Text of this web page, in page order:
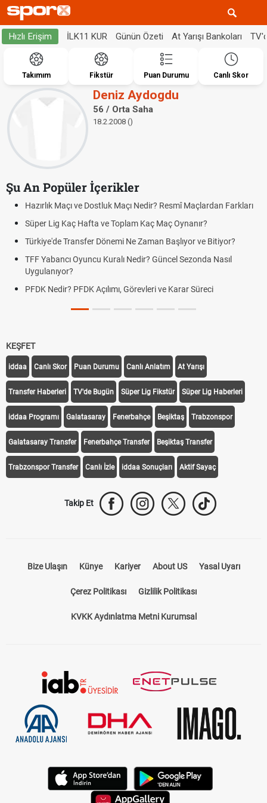
Hızlı Erişim İLK11 KUR Günün Özeti At Yarışı Bankoları
Takımım Fikstür Puan Durumu Canlı Skor
Deniz Aydogdu
56 / Orta Saha
18.2.2008 ()
Şu An Popüler İçerikler
Hazırlık Maçı ve Dostluk Maçı Nedir? Resmî Maçlardan Farkları
Süper Lig Kaç Hafta ve Toplam Kaç Maç Oynanır?
Türkiye'de Transfer Dönemi Ne Zaman Başlıyor ve Bitiyor?
TFF Yabancı Oyuncu Kuralı Nedir? Güncel Sezonda Nasıl
Uygulanıyor?
PFDK Nedir? PFDK Açılımı, Görevleri ve Karar Süreci
KEŞFET
iddaa Canlı Skor Puan Durumu Canlı Anlatım At Yarışı
Transfer Haberleri TV'de Bugün Süper Lig Fikstür Süper Lig Haberleri
iddaa Programı Galatasaray Fenerbahçe Beşiktaş Trabzonspor
Galatasaray Transfer Fenerbahçe Transfer Beşiktaş Transfer
Trabzonspor Transfer Canlı İzle iddaa Sonuçları Aktif Sayaç
Takip Et
Bize Ulaşın Künye Kariyer About US Yasal Uyarı
Çerez Politikası Gizlilik Politikası
KVKK Aydınlatma Metni Kurumsal